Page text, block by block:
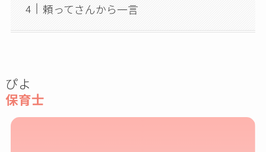
頼ってさんから一言
ぴよ
保育士